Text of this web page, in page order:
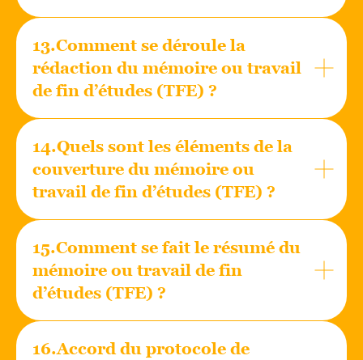
13.Comment se déroule la
rédaction du mémoire ou travail
de fin d’études (TFE) ?
14.Quels sont les éléments de la
couverture du mémoire ou
travail de fin d’études (TFE) ?
15.Comment se fait le résumé du
mémoire ou travail de fin
d’études (TFE) ?
16.Accord du protocole de